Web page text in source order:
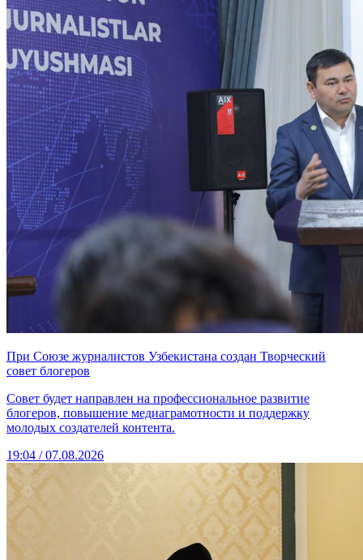
При Союзе журналистов Узбекистана создан Творческий
совет блогеров
Совет будет направлен на профессиональное развитие
блогеров, повышение медиаграмотности и поддержку
молодых создателей контента.
19:04 / 07.08.2026